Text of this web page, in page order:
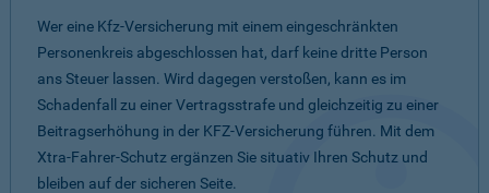
Wer eine Kfz-Versicherung mit einem eingeschränkten
Personenkreis abgeschlossen hat, darf keine dritte Person
ans Steuer lassen. Wird dagegen verstoßen, kann es im
Schadenfall zu einer Vertragsstrafe und gleichzeitig zu einer
Beitragserhöhung in der KFZ-Versicherung führen. Mit dem
Xtra-Fahrer-Schutz ergänzen Sie situativ Ihren Schutz und
bleiben auf der sicheren Seite.